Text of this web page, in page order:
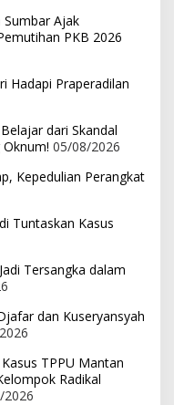
Ajak
PKB 2026
Hadapi Praperadilan
dari Skandal
05/08/2026
Kepedulian Perangkat
Tuntaskan Kasus
Tersangka dalam
dan Kuseryansyah
TPPU Mantan
Radikal